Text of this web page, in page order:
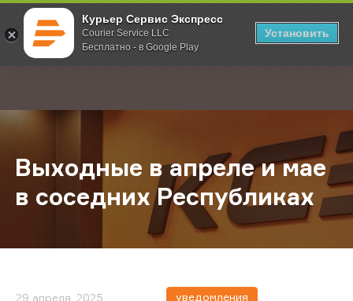
Курьер Сервис Экспресс
Courier Service LLC
Бесплатно - в Google Play
Установить
; Главная О компании Новости Выходные в апреле и мае в
Выходные в апреле и мае
в соседних Республиках
29 апреля, 2025 уведомления